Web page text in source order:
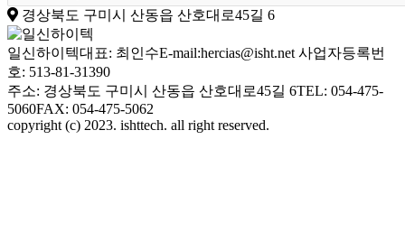
경상북도 구미시 산동읍 산호대로45길 6
일신하이텍대표: 최인수E-mail:hercias@isht.net 사업자등록번
호: 513-81-31390
주소: 경상북도 구미시 산동읍 산호대로45길 6TEL: 054-475-
5060FAX: 054-475-5062
copyright (c) 2023. ishttech. all right reserved.